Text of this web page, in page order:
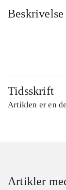
Beskrivelse
Tidsskrift
Artiklen er en
Artikler